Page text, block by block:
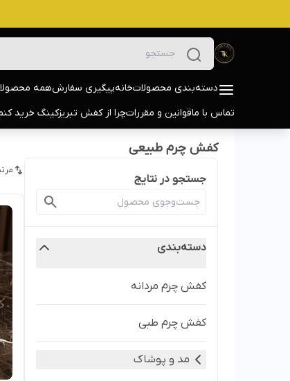
دسته‌بندی محصولاتخانهپیگیری سفارشهمه
تماس با ماقوانین و مقرراتچرا از کفش تبریزکینگ خرید
کفش چرم طبیعی
جستجو در نتایج
دسته‌بندی
کفش چرم مردانه
کفش چرم طبی
مد و پوشاک